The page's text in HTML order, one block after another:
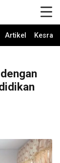
Artikel Kesra